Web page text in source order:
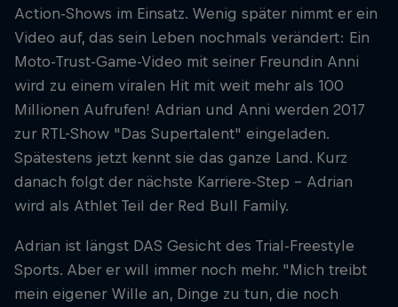
Action-Shows im Einsatz. Wenig später nimmt er ein
Video auf, das sein Leben nochmals verändert: Ein
Moto-Trust-Game-Video mit seiner Freundin Anni
wird zu einem viralen Hit mit weit mehr als 100
Millionen Aufrufen! Adrian und Anni werden 2017
zur RTL-Show "Das Supertalent" eingeladen.
Spätestens jetzt kennt sie das ganze Land. Kurz
danach folgt der nächste Karriere-Step - Adrian
wird als Athlet Teil der Red Bull Family.
Adrian ist längst DAS Gesicht des Trial-Freestyle
Sports. Aber er will immer noch mehr. "Mich treibt
mein eigener Wille an, Dinge zu tun, die noch